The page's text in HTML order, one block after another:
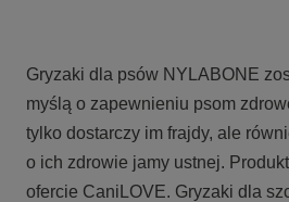
Gryzaki dla psów NYLABONE
myślą o zapewnieniu psom
tylko dostarczy im frajdy, ale
o ich zdrowie jamy ustnej.
ofercie CaniLOVE. Gryzaki dla